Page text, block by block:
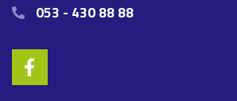
053 - 430 88 88